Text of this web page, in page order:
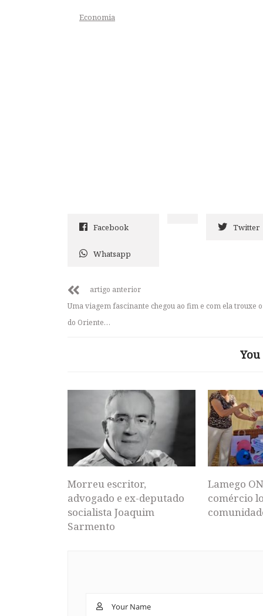
Economia
Facebook Twitter
Whatsapp
artigo anterior
Uma viagem fascinante chegou ao fim e com ela trouxe
do Oriente…
Morreu escritor,
advogado e ex-deputado
socialista Joaquim
Sarmento
Lamego
comércio